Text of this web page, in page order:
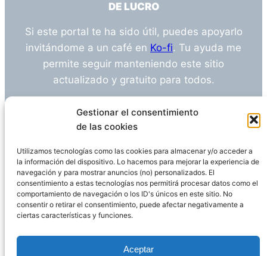
Gestionar el consentimiento
de las cookies
Utilizamos tecnologías como las cookies para almacenar y/o acceder a
la información del dispositivo. Lo hacemos para mejorar la experiencia de
navegación y para mostrar anuncios (no) personalizados. El
consentimiento a estas tecnologías nos permitirá procesar datos como el
comportamiento de navegación o los ID's únicos en este sitio. No
consentir o retirar el consentimiento, puede afectar negativamente a
ciertas características y funciones.
Aceptar
DE LUCRO
Si este portal te ha sido útil, puedes apoyarlo
invitándome a un café en Ko-fi. Tu ayuda me
permite seguir manteniendo este sitio
actualizado y gratuito para todos.
¿Tienes alguna duda o sugerencia? Escríbeme
info@empleosanitarioinvestigacion.es
Descargo de Responsabilidad
Declaración de Privacidad Política de cookies
WordPress